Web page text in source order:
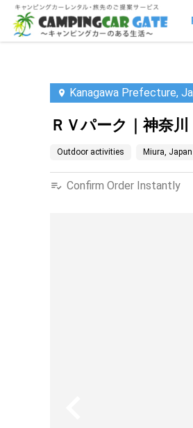
Kanagawa Prefecture,
ＲＶパーク｜神奈
Outdoor activities Miura, Japan
Confirm Order Instantly